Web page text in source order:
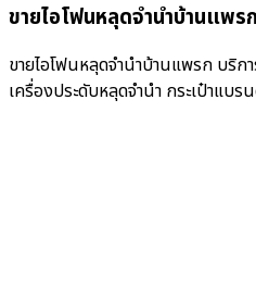
ขายไอโฟนหลุดจำนำบ้านแพร
ขายไอโฟนหลุดจำนำบ้านแพรก บริก
เครื่องประดับหลุดจำนำ กระเป๋าแบ